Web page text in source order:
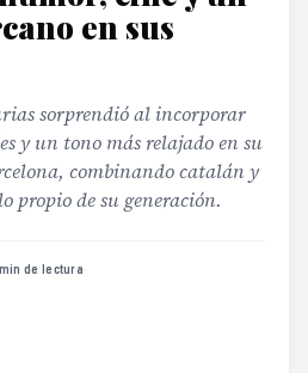
en sus
sorprendió al incorporar
y un tono más relajado en su
combinando catalán y
propio de su generación.
de lectura·